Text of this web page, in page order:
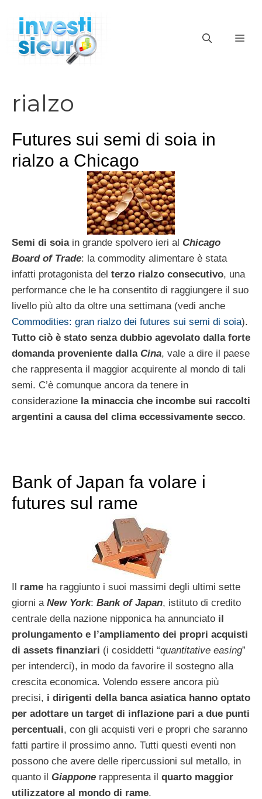
contenuto
rialzo
Futures sui semi di soia in
rialzo a Chicago
Semi di soiain grande spolvero ieri al Chicago
Board of Trade: la commodity alimentare è stata
infatti protagonista del terzo rialzo consecutivo, una
performance che le ha consentito di raggiungere il suo
livello più alto da oltre una settimana (vedi anche
Commodities: gran rialzo dei futures sui semi di soia).
Tutto ciò è stato senza dubbio agevolato dalla forte
domanda proveniente dalla Cina, vale a dire il paese
che rappresenta il maggior acquirente al mondo di tali
semi. C’è comunque ancora da tenere in
considerazione la minaccia che incombe sui raccolti
argentini a causa del clima eccessivamente secco.
Bank of Japan fa volare i
futures sul rame
Il rame ha raggiunto i suoi massimi degli ultimi sette
giorni a New York: Bank of Japan, istituto di credito
centrale della nazione nipponica ha annunciato il
prolungamento e l’ampliamento dei propri acquisti
di assets finanziari (i cosiddetti “quantitative easing”
per intenderci), in modo da favorire il sostegno alla
crescita economica. Volendo essere ancora più
precisi, i dirigenti della banca asiatica hanno optato
per adottare un target di inflazione pari a due punti
percentuali, con gli acquisti veri e propri che saranno
fatti partire il prossimo anno. Tutti questi eventi non
possono che avere delle ripercussioni sul metallo, in
quanto il Giappone rappresenta il quarto maggior
utilizzatore al mondo di rame.